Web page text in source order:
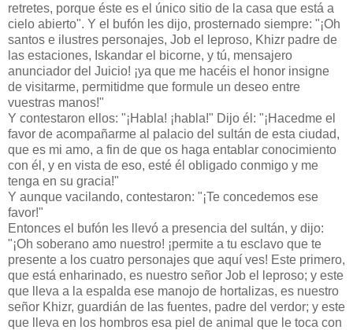
retretes, porque éste es el único sitio de la casa que está a
cielo abierto". Y el bufón les dijo, prosternado siempre: "¡Oh
santos e ilustres personajes, Job el leproso, Khizr padre de
las estaciones, Iskandar el bicorne, y tú, mensajero
anunciador del Juicio! ¡ya que me hacéis el honor insigne
de visitarme, permitidme que formule un deseo entre
vuestras manos!"
Y contestaron ellos: "¡Habla! ¡habla!" Dijo él: "¡Hacedme el
favor de acompañarme al palacio del sultán de esta ciudad,
que es mi amo, a fin de que os haga entablar conocimiento
con él, y en vista de eso, esté él obligado conmigo y me
tenga en su gracia!"
Y aunque vacilando, contestaron: "¡Te concedemos ese
favor!"
Entonces el bufón les llevó a presencia del sultán, y dijo:
"¡Oh soberano amo nuestro! ¡permite a tu esclavo que te
presente a los cuatro personajes que aquí ves! Este primero,
que está enharinado, es nuestro señor Job el leproso; y este
que lleva a la espalda ese manojo de hortalizas, es nuestro
señor Khizr, guardián de las fuentes, padre del verdor; y este
que lleva en los hombros esa piel de animal que le toca con